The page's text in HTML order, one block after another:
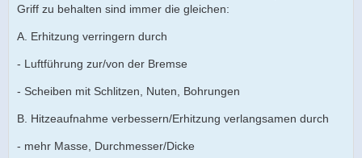
Griff zu behalten sind immer die gleichen:
A. Erhitzung verringern durch
- Luftführung zur/von der Bremse
- Scheiben mit Schlitzen, Nuten, Bohrungen
B. Hitzeaufnahme verbessern/Erhitzung verlangsamen durch
- mehr Masse, Durchmesser/Dicke